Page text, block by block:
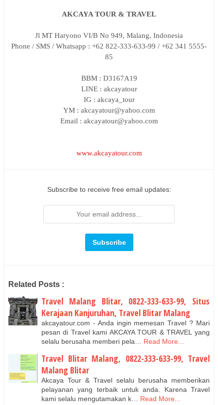
AKCAYA TOUR & TRAVEL
Jl MT Haryono VI/B No 949, Malang, Indonesia
Phone / SMS / Whatsapp : +62 822-333-633-99 / +62 341 5555-
85
BBM : D3167A19
LINE : akcayatour
IG : akcaya_tour
YM : akcayatour@yahoo.com
Email : akcayatour@yahoo.com
www.akcayatour.com
Subscribe to receive free email updates:
Related Posts :
Travel Malang Blitar, 0822-333-633-99, Situs
Kerajaan Kanjuruhan, Travel Blitar Malang
akcayatour.com - Anda ingin memesan Travel ? Mari
pesan di Travel kami AKCAYA TOUR & TRAVEL yang
selalu berusaha memberi pela…
Read More...
Travel Blitar Malang, 0822-333-633-99, Travel
Malang Blitar
Akcaya Tour & Travel selalu berusaha memberikan
pelayanan yang terbaik untuk anda. Karena Travel
kami selalu mengutamakan k… Read More...